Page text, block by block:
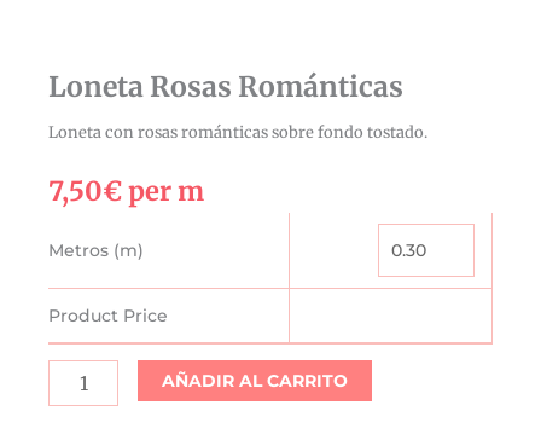
Loneta Rosas Románticas
Loneta con rosas románticas sobre fondo tostado.
7,50€per m
Metros (m)
Product Price
Rosas
Románticas
cantidad
AÑADIR AL CARRITO